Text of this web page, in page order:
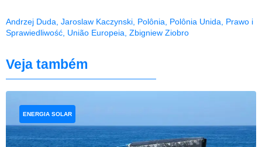
Andrzej Duda Jaroslaw Kaczynski Polônia Polônia Unida
Prawo i
Sprawiedliwość União Europeia Zbigniew Ziobro
Veja também
ENERGIA SOLAR